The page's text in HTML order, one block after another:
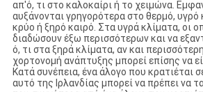
απ'ό, τι στο καλοκαίρι ή το χειμώνα.
αυξάνονται γρηγορότερα στο θερμό, υγρό
κρύο ή ξηρό καιρό. Στα υγρά κλίματα, οι
διαδώσουν έξω περισσότερων και να
ό, τι στα ξηρά κλίματα, αν και
χορτονομή ανάπτυξης μπορεί επίσης να
Κατά συνέπεια, ένα άλογο που κρατιέται
αυτό της Ιρλανδίας μπορεί να πρέπει να